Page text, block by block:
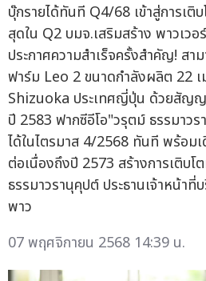
บุ๊กรายได้ทันที Q4/68 เข้าสู่การเติ
สุดใน Q2 บมจ.เสริมสร้าง พาวเวอ
ประกาศความสำเร็จครั้งสำคัญ! สา
ฟาร์ม Leo 2 ขนาดกำลังผลิต 22 เ
Shizuoka ประเทศญี่ปุ่น ด้วยสัญญ
ปี 2583 ฟากซีอีโอ"วรุตม์ ธรรมาวร
ได้ในไตรมาส 4/2568 ทันที พร้อม
ต่อเนื่องถึงปี 2573 สร้างการเติบ
ธรรมาวรานุคุปต์ ประธานเจ้าหน้าที่
พาว
07 พฤศจิกายน 2568 14:39 น.